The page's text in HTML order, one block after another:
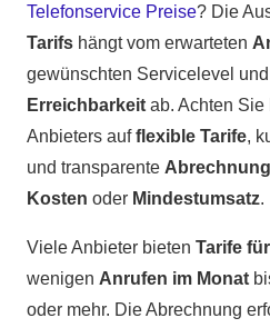
Telefonservice Preise? Die
Tarifs hängt vom erwarteten
gewünschten Servicelevel
Erreichbarkeit ab. Achten Sie
Anbieters aufflexible Tarife,
und transparente Abrechnung
Kosten oder Mindestumsatz.
Viele Anbieter bieten Tarife
wenigen Anrufen im Monat
oder mehr. Die Abrechnung